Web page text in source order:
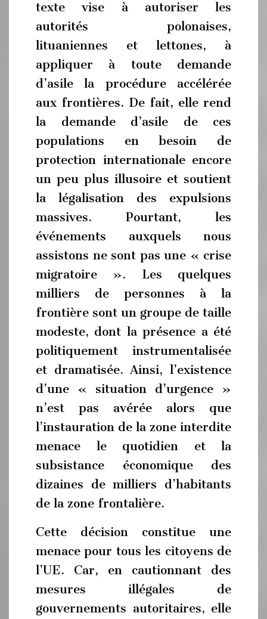
texte vise à autoriser les
autorités polonaises,
lituaniennes et lettones, à
appliquer à toute demande
d’asile la procédure accélérée
aux frontières. De fait, elle rend
la demande d’asile de ces
populations en besoin de
protection internationale encore
un peu plus illusoire et soutient
la légalisation des expulsions
massives. Pourtant, les
événements auxquels nous
assistons ne sont pas une « crise
migratoire ». Les quelques
milliers de personnes à la
frontière sont un groupe de taille
modeste, dont la présence a été
politiquement instrumentalisée
et dramatisée. Ainsi, l’existence
d’une « situation d’urgence »
n’est pas avérée alors que
l’instauration de la zone interdite
menace le quotidien et la
subsistance économique des
dizaines de milliers d’habitants
de la zone frontalière.
Cette décision constitue une
menace pour tous les citoyens de
l’UE. Car, en cautionnant des
mesures illégales de
gouvernements autoritaires, elle